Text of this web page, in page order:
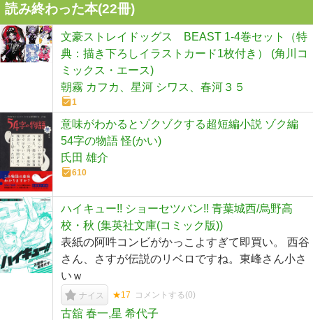
読み終わった本(22冊)
文豪ストレイドッグス BEAST 1-4巻セット（特
典：描き下ろしイラストカード1枚付き） (角川コ
ミックス・エース)
朝霧 カフカ、星河 シワス、春河３５
1
意味がわかるとゾクゾクする超短編小説 ゾク編
54字の物語 怪(かい)
氏田 雄介
610
ハイキュー!! ショーセツバン!! 青葉城西/烏野高
校・秋 (集英社文庫(コミック版))
表紙の阿吽コンビがかっこよすぎて即買い。 西谷
さん、さすが伝説のリベロですね。東峰さん小さ
いｗ
ナイス ★17 コメントする(0)
古舘 春一,星 希代子